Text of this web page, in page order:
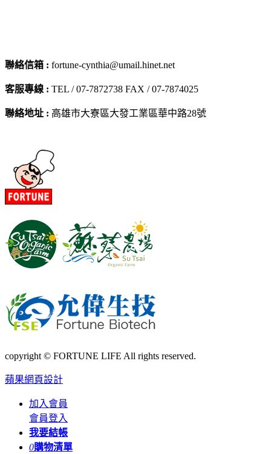
聯絡信箱 : fortune-cynthia@umail.hinet.net
客服專線 : TEL / 07-7872738 FAX / 07-7874025
聯絡地址 : 高雄市大寮區大發工業區華中路28號
copyright © FORTUNE LIFE All rights reserved.
蘋果網頁設計
加入會員
會員登入
我要結帳
0購物清單